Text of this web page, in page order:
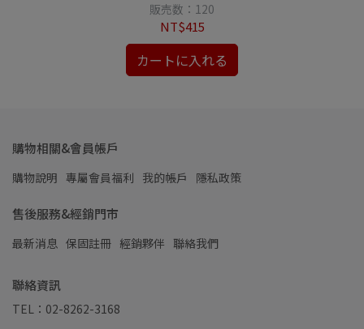
販売数：120
NT$415
カートに入れる
購物相關&會員帳戶
購物說明 專屬會員福利 我的帳戶 隱私政策
售後服務&經銷門市
最新消息 保固註冊 經銷夥伴 聯絡我們
聯絡資訊
TEL：02-8262-3168